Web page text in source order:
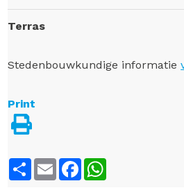
Terras
Stedenbouwkundige informatie
Print
ShareEmailFacebook